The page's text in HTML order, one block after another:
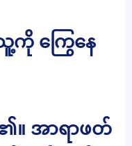
ကို ကြွေနေ
။ အာရာဖတ်